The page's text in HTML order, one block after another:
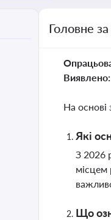
Головне
Виявлено:
На основі
Які
З 2026
місцем
Що